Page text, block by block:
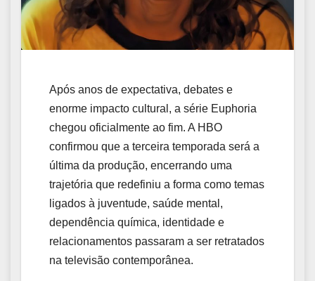
Após anos de expectativa, debates e
enorme impacto cultural, a série Euphoria
chegou oficialmente ao fim. A HBO
confirmou que a terceira temporada será a
última da produção, encerrando uma
trajetória que redefiniu a forma como temas
ligados à juventude, saúde mental,
dependência química, identidade e
relacionamentos passaram a ser retratados
na televisão contemporânea.